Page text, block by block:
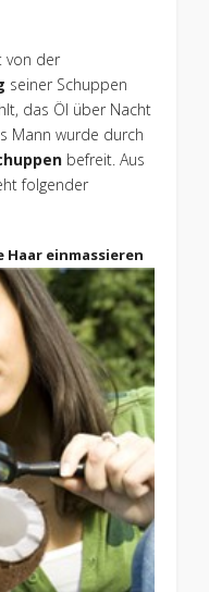
von der
seiner Schuppen
das Öl über Nacht
Mann wurde durch
befreit. Aus
folgender
Haar einmassieren